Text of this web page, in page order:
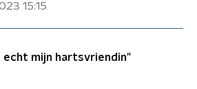
15:15
echt mijn hartsvriendin"